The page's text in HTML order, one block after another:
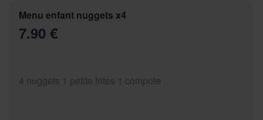
Menu enfant nuggets x4
7.90 €